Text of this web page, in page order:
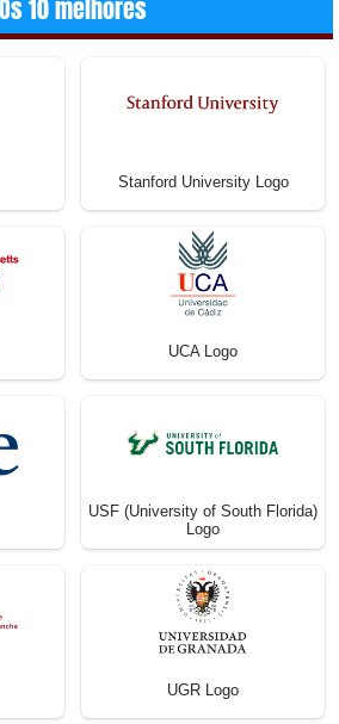
Os 10 melhores
Stanford University Logo
UCA Logo
USF (University of South Florida)
Logo
UGR Logo